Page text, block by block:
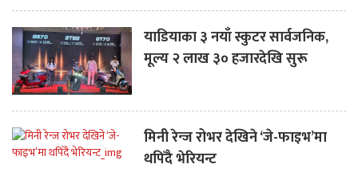
याडियाका ३ नयाँ स्कुटर सार्वजनिक,
मूल्य २ लाख ३० हजारदेखि सुरू
मिनी रेन्ज रोभर देखिने ‘जे-फाइभ’मा
थपिँदै भेरियन्ट